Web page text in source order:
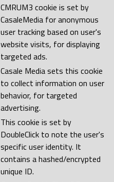
CMRUM3 cookie is set by
CasaleMedia for anonymous
user tracking based on user's
website visits, for displaying
targeted ads.
Casale Media sets this cookie
to collect information on user
behavior, for targeted
advertising.
This cookie is set by
DoubleClick to note the user's
specific user identity. It
contains a hashed/encrypted
unique ID.